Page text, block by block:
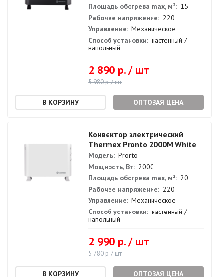
Площадь обогрева max, м²: 15
Рабочее напряжение: 220
Управление: Механическое
Способ установки: настенный /
напольный
2 890 р. / шт
5 980 р. / шт
ОПТОВАЯ ЦЕНА
Конвектор электрический
Thermex Pronto 2000M White
Модель: Pronto
Мощность, Вт: 2000
Площадь обогрева max, м²: 20
Рабочее напряжение: 220
Управление: Механическое
Способ установки: настенный /
напольный
2 990 р. / шт
5 780 р. / шт
ОПТОВАЯ ЦЕНА